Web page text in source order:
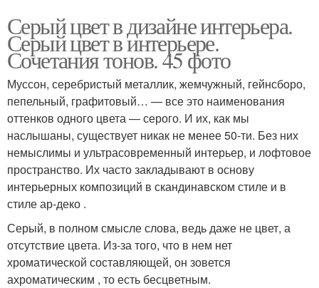
Серый цвет в дизайне интерьера.
Серый цвет в интерьере.
Сочетания тонов. 45 фото
Муссон, серебристый металлик, жемчужный, гейнсборо,
пепельный, графитовый… — все это наименования
оттенков одного цвета — серого. И их, как мы
наслышаны, существует никак не менее 50-ти. Без них
немыслимы и ультрасовременный интерьер, и лофтовое
пространство. Их часто закладывают в основу
интерьерных композиций в скандинавском стиле и в
стиле ар-деко .
Серый, в полном смысле слова, ведь даже не цвет, а
отсутствие цвета. Из-за того, что в нем нет
хроматической составляющей, он зовется
ахроматическим , то есть бесцветным.